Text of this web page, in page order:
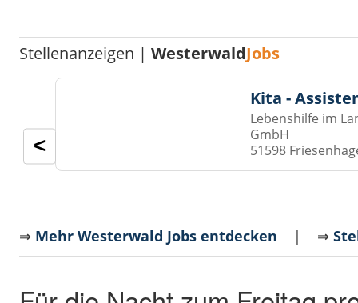
Stellenanzeigen |WesterwaldJobs
Kita -
Lebenshilfe im
GmbH
51598
<
⇒ Mehr Westerwald Jobs entdecken | ⇒